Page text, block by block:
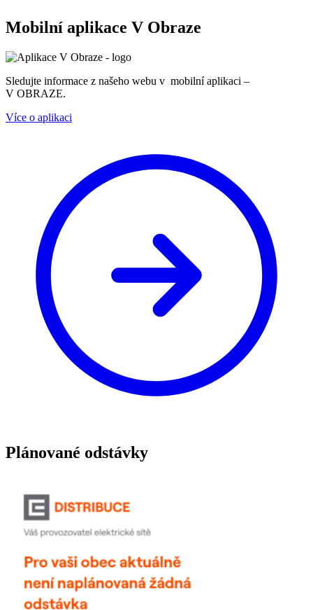
Mobilní aplikace V Obraze
Sledujte informace z našeho webu v mobilní aplikaci –
V OBRAZE.
Více o aplikaci
Plánované odstávky